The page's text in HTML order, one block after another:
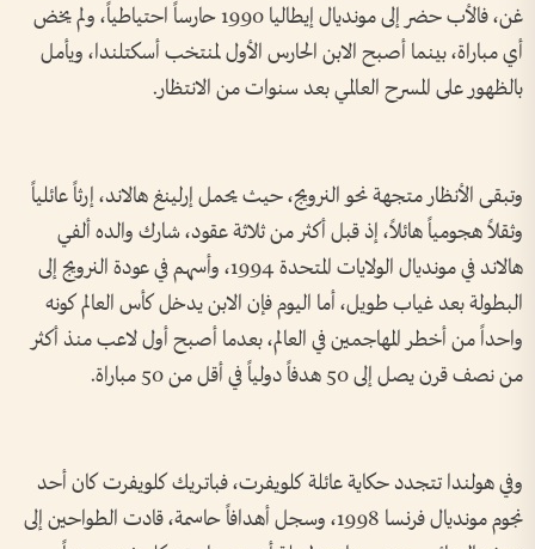
غن، فالأب حضر إلى مونديال إيطاليا 1990 حارساً احتياطياً، ولم يخض
أي مباراة، بينما أصبح الابن الحارس الأول لمنتخب أسكتلندا، ويأمل
بالظهور على المسرح العالمي بعد سنوات من الانتظار.
وتبقى الأنظار متجهة نحو النرويج، حيث يحمل إرلينغ هالاند، إرثاً عائلياً
وثقلاً هجومياً هائلاً، إذ قبل أكثر من ثلاثة عقود، شارك والده ألفي
هالاند في مونديال الولايات المتحدة 1994، وأسهم في عودة النرويج إلى
البطولة بعد غياب طويل، أما اليوم فإن الابن يدخل كأس العالم كونه
واحداً من أخطر المهاجمين في العالم، بعدما أصبح أول لاعب منذ أكثر
من نصف قرن يصل إلى 50 هدفاً دولياً في أقل من 50 مباراة.
وفي هولندا تتجدد حكاية عائلة كلويفرت، فباتريك كلويفرت كان أحد
نجوم مونديال فرنسا 1998، وسجل أهدافاً حاسمة، قادت الطواحين إلى